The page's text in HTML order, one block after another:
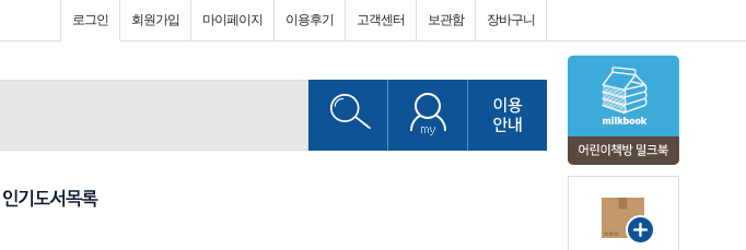
로그인 회원가입 마이페이지 이용후기 고객센터 보관함 장바구니